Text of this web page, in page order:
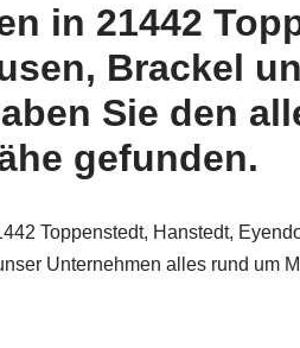
in 21442
Brackel
Sie den
gefunden.
Toppenstedt, Hanstedt,
Unternehmen alles rund um